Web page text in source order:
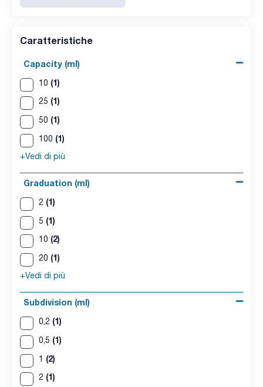
Caratteristiche
Capacity (ml)
10 (1)
25 (1)
50 (1)
100 (1)
+Vedi di più
Graduation (ml)
2 (1)
5 (1)
10 (2)
20 (1)
+Vedi di più
Subdivision (ml)
0,2 (1)
0,5 (1)
1 (2)
2 (1)